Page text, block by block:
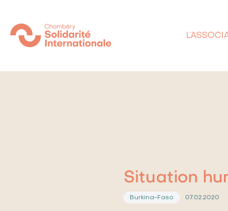
Situation
Burkina-Faso 07.02.2020